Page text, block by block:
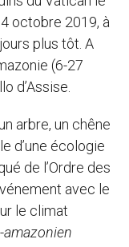
octobre 2019, à
plus tôt. A
(6-27
d’Assise.
arbre, un chêne
d’une écologie
de l’Ordre des
avec le
le climat
amazonien